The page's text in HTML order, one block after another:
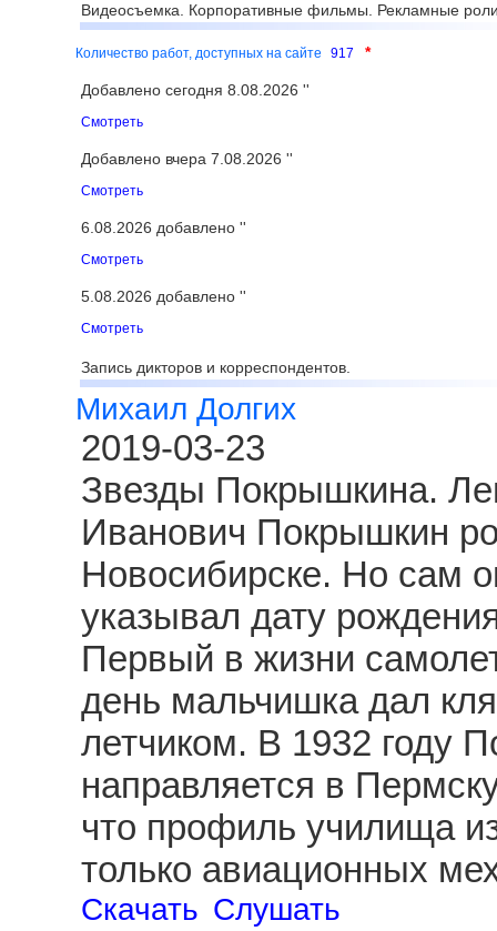
Видеосъемка. Корпоративные фильмы. Рекламные
Количество работ, доступных на сайте 917 *
Добавлено сегодня 8.08.2026 ''
Смотреть
Добавлено вчера 7.08.2026 ''
Смотреть
6.08.2026 добавлено ''
Смотреть
5.08.2026 добавлено ''
Смотреть
Запись дикторов и корреспондентов.
Михаил Долгих
2019-03-23
Звезды Покрышкина.
Иванович Покрышкин
Новосибирске. Но сам
указывал дату
Первый в жизни
день мальчишка дал
летчиком. В 1932 году
направляется в
что профиль училища
только авиационных
Скачать Слушать